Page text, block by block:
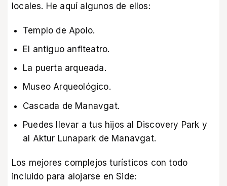
locales. He aquí algunos de ellos:
Templo de Apolo.
El antiguo anfiteatro.
La puerta arqueada.
Museo Arqueológico.
Cascada de Manavgat.
Puedes llevar a tus hijos al Discovery Park y
al Aktur Lunapark de Manavgat.
Los mejores complejos turísticos con todo
incluido para alojarse en Side: